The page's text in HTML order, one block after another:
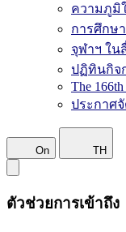
ความภูมิ
การศึกษ
จุฬาฯ ใน
ปฏิทินกิจ
The
ประกาศ
On TH
ตัวช่วยการเข้าถึง